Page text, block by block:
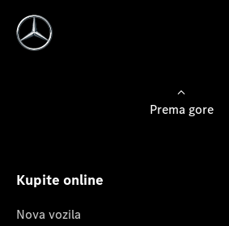
Prema gore
Kupite online
Nova vozila